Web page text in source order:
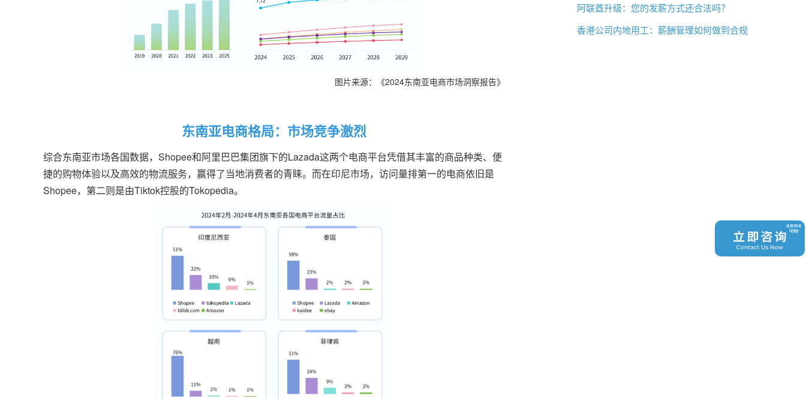
图片来源：《2024东南亚电商市场洞察报告》
东南亚电商格局：市场竞争激烈
综合东南亚市场各国数据，Shopee和阿里巴巴集团旗下的Lazada这两个电商平台凭借其丰富的商品种类、便
捷的购物体验以及高效的物流服务，赢得了当地消费者的青睐。而在印尼市场，访问量排第一的电商依旧是
Shopee，第二则是由Tiktok控股的Tokopedia。
阿联酋升级：您的发薪方式还合法吗？
香港公司内地用工：薪酬管理如何做到合规